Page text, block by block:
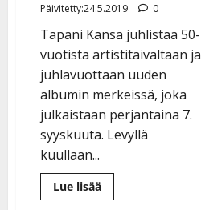
Päivitetty:24.5.2019
0
Tapani Kansa juhlistaa 50-
vuotista artistitaivaltaan ja
juhlavuottaan uuden
albumin merkeissä, joka
julkaistaan perjantaina 7.
syyskuuta. Levyllä
kuullaan...
Lue lisääLue
lisää